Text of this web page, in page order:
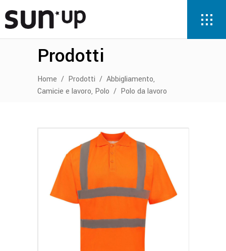
Prodotti
Home / Prodotti / Abbigliamento,
Camicie e lavoro, Polo / Polo da lavoro